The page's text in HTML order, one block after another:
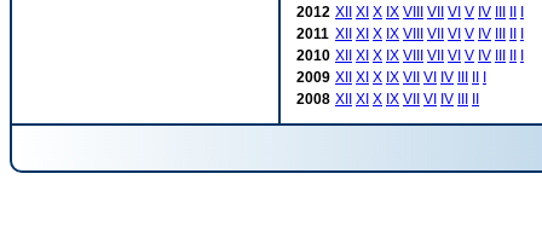
2012 XII XI X IX VIII VII VI V IV
2011 XII XI X IX VIII VII VI V IV
2010 XII XI X IX VIII VII VI V IV
2009 XII XI X IX VII VI IV
2008 XII XI X IX VII VI IV